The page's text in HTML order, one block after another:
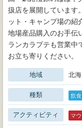
扱店を展開しています
ット・キャンプ場の紹
地場産品購入のお手
ランカラプテも営業中
お立ち寄りください。
地域 北海
種類 飲
アクティビティ マ